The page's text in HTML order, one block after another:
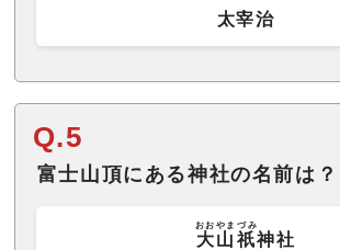
太宰治
Q.5
富士山頂にある神社の名前は？
大山祇
おおやまづみ
神社